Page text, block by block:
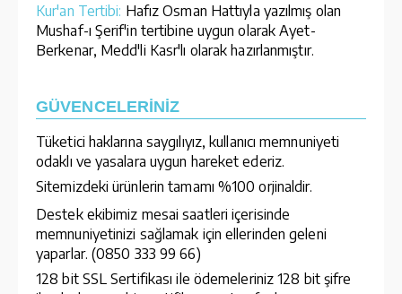
Kur'an Tertibi: Hafız Osman Hattıyla yazılmış olan
Mushaf-ı Şerif'in tertibine uygun olarak Ayet-
Berkenar, Medd'li Kasr'lı olarak hazırlanmıştır.
GÜVENCELERİNİZ
Tüketici haklarına saygılıyız, kullanıcı memnuniyeti
odaklı ve yasalara uygun hareket ederiz.
Sitemizdeki ürünlerin tamamı %100 orjinaldir.
Destek ekibimiz mesai saatleri içerisinde
memnuniyetinizi sağlamak için ellerinden geleni
yaparlar. (0850 333 99 66)
128 bit SSL Sertifikası ile ödemeleriniz 128 bit şifre